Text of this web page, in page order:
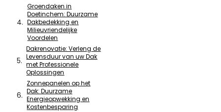
Groendaken in
Doetinchem: Duurzame
Dakbedekking en
Milieuvriendelijke
Voordelen
Dakrenovatie: Verleng de
Levensduur van uw Dak
met Professionele
Oplossingen
Zonnepanelen op het
Dak: Duurzame
Energieopwekking en
Kostenbesparing